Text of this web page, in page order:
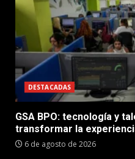
DESTACADAS
GSA BPO: tecnología y
transformar la
6 de agosto de 2026